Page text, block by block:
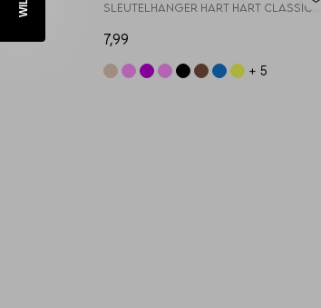
SLEUTELHANGER HART HART CLASSIC
7,99
+ 5